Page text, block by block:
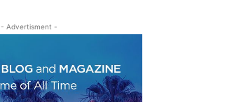
- Advertisment -